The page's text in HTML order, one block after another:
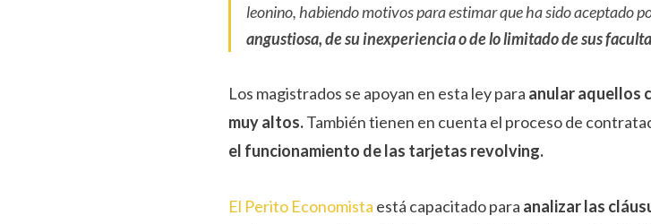
leonino, habiendo motivos para estimar que ha sido aceptado
angustiosa, de su inexperiencia o de lo limitado de sus
Los magistrados se apoyan en esta ley para anular aquellos
muy altos.También tienen en cuenta el proceso de
el funcionamiento de las tarjetas revolving.
El Perito Economista está capacitado para analizar las